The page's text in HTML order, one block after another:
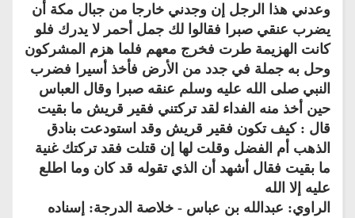
وعدني هذا الرجل إن وجدني خارجا من جبال مكة أن
يضرب عنقي صبرا فقالوا لك جمل أحمر لا يدرك فلو
كانت الهزيمة طرت فخرج معهم فلما هزم المشركون
وحل به جملة في جدد من الأرض فأخذ أسيرا فضرب
النبي صلى الله عليه وسلم عنقه صبرا وقال العباس
حين أخذ منه الفداء لقد تركتني فقير قريش ما بقيت
قال : كيف تكون فقير قريش وقد استودعت بنادق
الذهب أم الفضل وقلت لها إن قتلت فقد تركتك غنية
ما بقيت فقال أشهد أن الذي تقوله قد كان وما اطلع
عليه إلا الله
الراوي: عبدالله بن عباس - خلاصة الدرجة: إسناده